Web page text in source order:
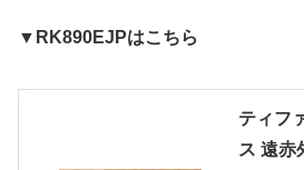
▼RK890EJPはこちら
ティフ
ス 遠赤